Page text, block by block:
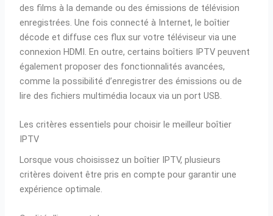
des films à la demande ou des émissions de télévision
enregistrées. Une fois connecté à Internet, le boîtier
décode et diffuse ces flux sur votre téléviseur via une
connexion HDMI. En outre, certains boîtiers IPTV peuvent
également proposer des fonctionnalités avancées,
comme la possibilité d’enregistrer des émissions ou de
lire des fichiers multimédia locaux via un port USB.
Les critères essentiels pour choisir le meilleur boîtier
IPTV
Lorsque vous choisissez un boîtier IPTV, plusieurs
critères doivent être pris en compte pour garantir une
expérience optimale.